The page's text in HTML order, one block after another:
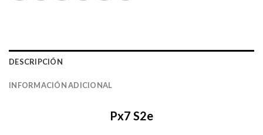
DESCRIPCIÓN
INFORMACIÓN ADICIONAL
Px7 S2e